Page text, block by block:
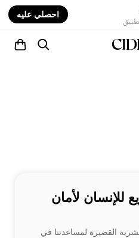
احصلي عليه
للإنسان لأمان
القصيرة لمساعدتنا في